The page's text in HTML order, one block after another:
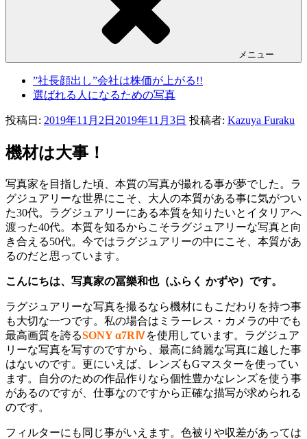
メニュー
”社長顔出し”会社は株価が上がる!!
選ばれる人になるための写真
投稿日: 2019年11月2日 2019年11月3日 投稿者: Kazuya Furaku
機材は大事！
写真家を目指した頃、本質の写真が撮れる事が夢でした。ラ
グジュアリーな世界にこそ、大人の本質がある事に気がつい
た30代。ラグジュアリーにある本質を知りたいとイタリアへ
渡った40代。本質を知るからこそラグジュアリーな写真と向
き合える50代。今ではラグジュアリーの中にこそ、本質があ
るのだと思っています。
こんにちは、写真家の冨樂和也（ふらく かずや）です。
ラグジュアリーな写真を撮るなら機材にもこだわりを持つ事
も大切な一つです。私の場合はミラーレス・カメラの中でも
最高画質を誇るSONY α7RⅣを使用しています。ラグジュア
リーな写真を写すのですから、最高に綺麗な写真に越した事
はないのです。更にいえば、レンズもGマスターを使ってい
ます。自分のための作品作りなら個性豊かなレンズを使う事
があるのですが、仕事なのですから正確な描写が求められる
のです。
フィルターにも同じ事がいえます。色被りや収差があっては